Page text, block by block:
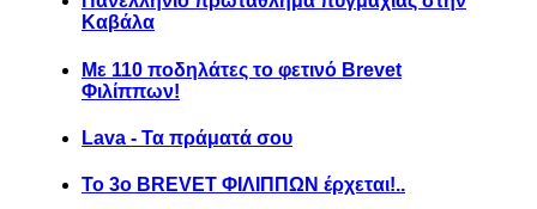
Καβάλα
Με 110 ποδηλάτες το φετινό Brevet
Φιλίππων!
Lava - Τα πράματά σου
Το 3ο BREVET ΦΙΛΙΠΠΩΝ έρχεται!..